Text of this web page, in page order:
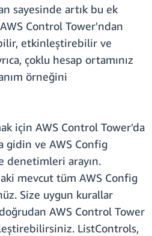
sayesinde artık bu ek
Control Tower'ndan
etkinleştirebilir ve
çoklu hesap ortamınız
örneğini
için AWS Control Tower'da
gidin ve AWS Config
denetimleri arayın.
mevcut tüm AWS Config
Size uygun kurallar
AWS Control Tower
ListControls,